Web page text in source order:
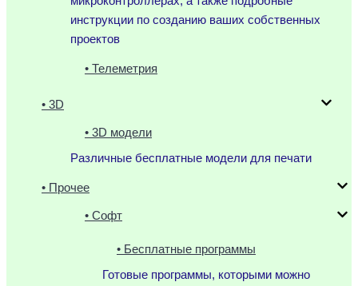
инструкции по созданию ваших собственных
проектов
• Телеметрия
• 3D
• 3D модели
Различные бесплатные модели для печати
• Прочее
• Софт
• Бесплатные программы
Готовые программы, которыми можно